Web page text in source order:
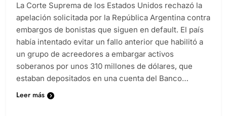
La Corte Suprema de los Estados Unidos rechazó la
apelación solicitada por la República Argentina contra
embargos de bonistas que siguen en default. El país
había intentado evitar un fallo anterior que habilitó a
un grupo de acreedores a embargar activos
soberanos por unos 310 millones de dólares, que
estaban depositados en una cuenta del Banco…
Leer más